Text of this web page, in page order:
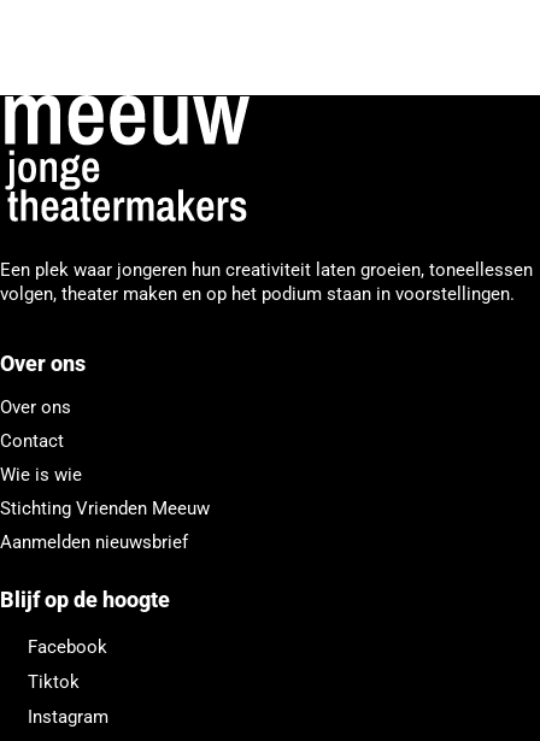
Een plek waar jongeren hun creativiteit laten groeien, toneellessen
volgen, theater maken en op het podium staan in voorstellingen.
Over ons
Over ons
Contact
Wie is wie
Stichting Vrienden Meeuw
Aanmelden nieuwsbrief
Blijf op de hoogte
Facebook
Tiktok
Instagram